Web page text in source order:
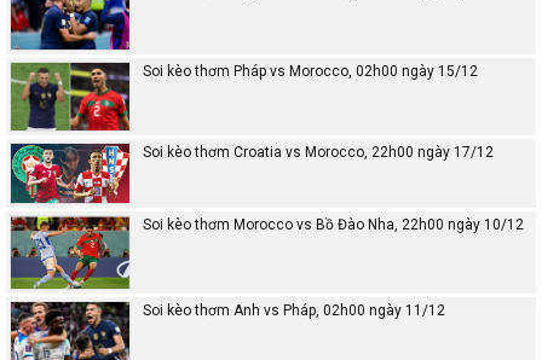
Soi kèo thơm Pháp vs Morocco, 02h00 ngày 15/12
Soi kèo thơm Croatia vs Morocco, 22h00 ngày 17/12
Soi kèo thơm Morocco vs Bồ Đào Nha, 22h00 ngày 10/12
Soi kèo thơm Anh vs Pháp, 02h00 ngày 11/12